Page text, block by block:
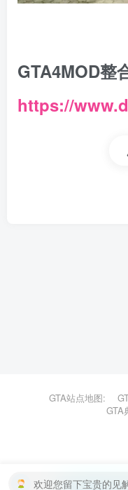
GTA4MOD整
https://
GTA站点地图:
GTA
欢迎您留下宝贵的见
本站主题由Zibll